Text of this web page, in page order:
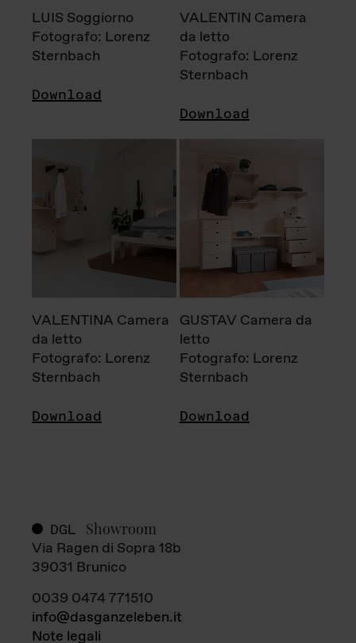
LUIS Soggiorno
Fotografo: Lorenz
Sternbach
Download
VALENTIN Camera
da letto
Fotografo: Lorenz
Sternbach
Download
VALENTINA Camera
da letto
Fotografo: Lorenz
Sternbach
Download
GUSTAV Camera da
letto
Fotografo: Lorenz
Sternbach
Download
DGL Showroom
Via Ragen di Sopra 18b
39031 Brunico
0039 0474 771510
info@dasganzeleben.it
Note legali